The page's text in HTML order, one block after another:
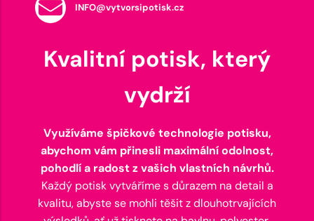
INFO@vytvorsipotisk.cz
Kvalitní potisk, který
vydrží
Využíváme špičkové technologie potisku,
abychom vám přinesli maximální odolnost,
pohodlí a radost z vašich vlastních návrhů.
Každý potisk vytváříme s důrazem na detail a
kvalitu, abyste se mohli těšit z dlouhotrvajících